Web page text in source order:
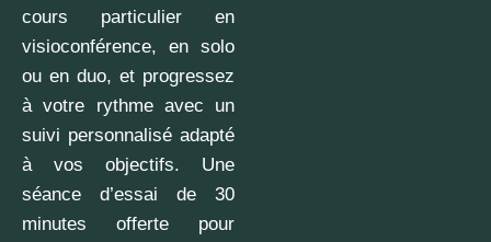
cours particulier en
visioconférence, en solo
ou en duo, et progressez
à votre rythme avec un
suivi personnalisé adapté
à vos objectifs. Une
séance d’essai de 30
minutes offerte pour